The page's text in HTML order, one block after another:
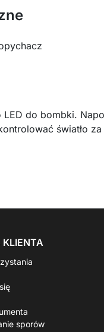
LED do bombki.
światło
sporów